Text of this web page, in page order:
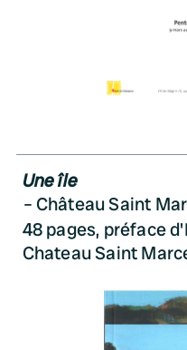
Une île
Château Saint
48 pages, préface
Chateau Saint